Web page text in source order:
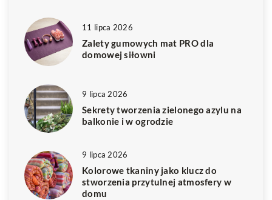
11 lipca 2026
Zalety gumowych mat PRO dla
domowej siłowni
9 lipca 2026
Sekrety tworzenia zielonego azylu na
balkonie i w ogrodzie
9 lipca 2026
Kolorowe tkaniny jako klucz do
stworzenia przytulnej atmosfery w
domu